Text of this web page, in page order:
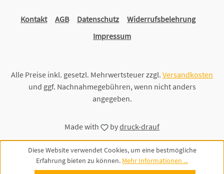
Kontakt AGB Datenschutz
Widerrufsbelehrung
Impressum
Alle Preise inkl. gesetzl. Mehrwertsteuer zzgl. Versandkosten
und ggf. Nachnahmegebühren, wenn nicht anders
angegeben.
Made with bydruck-drauf
Diese Website verwendet Cookies, um eine bestmögliche
Erfahrung bieten zu können. Mehr Informationen ...